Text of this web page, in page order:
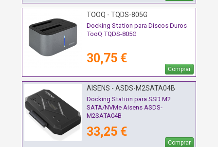
TOOQ - TQDS-805G
Docking Station para Discos Duros
TooQ TQDS-805G
30,75 €
Comprar
AISENS - ASDS-M2SATA04B
Docking Station para SSD M2
SATA/NVMe Aisens ASDS-
M2SATA04B
33,25 €
Comprar